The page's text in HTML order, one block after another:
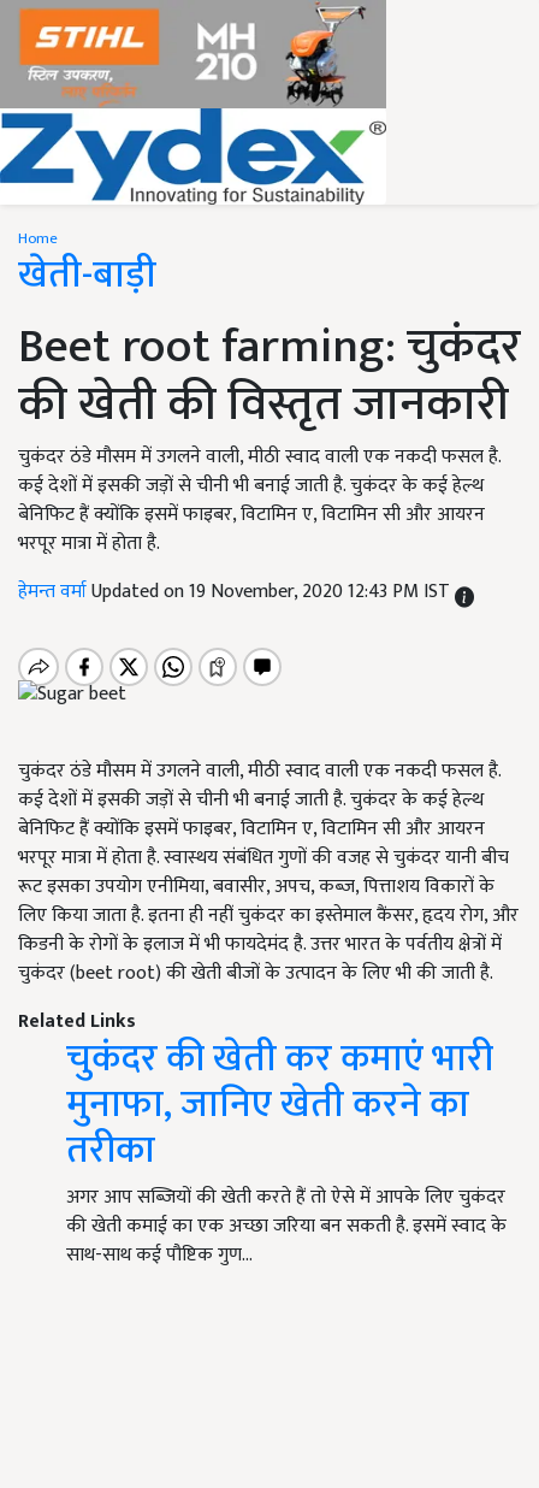
Home
खेती-बाड़ी
Beet root farming: चुकंदर
की खेती की विस्तृत जानकारी
चुकंदर ठंडे मौसम में उगलने वाली, मीठी स्वाद वाली एक नकदी फसल है.
कई देशों में इसकी जड़ों से चीनी भी बनाई जाती है. चुकंदर के कई हेल्थ
बेनिफिट हैं क्योंकि इसमें फाइबर, विटामिन ए, विटामिन सी और आयरन
भरपूर मात्रा में होता है.
हेमन्त वर्माUpdated on 19 November, 2020 12:43 PM IST
चुकंदर ठंडे मौसम में उगलने वाली, मीठी स्वाद वाली एक नकदी फसल है.
कई देशों में इसकी जड़ों से चीनी भी बनाई जाती है. चुकंदर के कई हेल्थ
बेनिफिट हैं क्योंकि इसमें फाइबर, विटामिन ए, विटामिन सी और आयरन
भरपूर मात्रा में होता है. स्वास्थय संबंधित गुणों की वजह से चुकंदर यानी बीच
रूट इसका उपयोग एनीमिया, बवासीर, अपच, कब्ज, पित्ताशय विकारों के
लिए किया जाता है. इतना ही नहीं चुकंदर का इस्तेमाल कैंसर, हृदय रोग, और
किडनी के रोगों के इलाज में भी फायदेमंद है. उत्तर भारत के पर्वतीय क्षेत्रों में
चुकंदर (beet root) की खेती बीजों के उत्पादन के लिए भी की जाती है.
Related Links
चुकंदर की खेती कर कमाएं भारी
मुनाफा, जानिए खेती करने का
तरीका
अगर आप सब्जियों की खेती करते हैं तो ऐसे में आपके लिए चुकंदर
की खेती कमाई का एक अच्छा जरिया बन सकती है. इसमें स्वाद के
साथ-साथ कई पौष्टिक गुण…